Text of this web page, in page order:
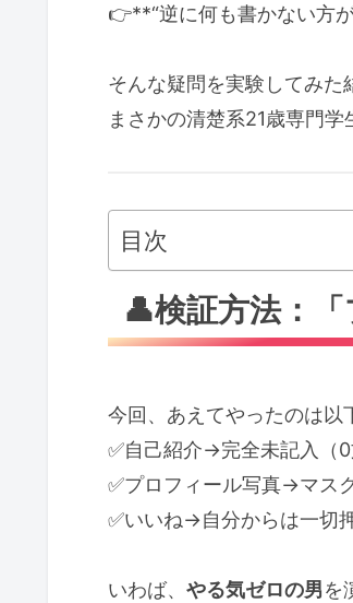
👉**“逆に何も書かない方
そんな疑問を実験してみた
まさかの清楚系21歳専門
目次
👤検証方法：
今回、あえてやったのは以
✅自己紹介→完全未記入（0
✅プロフィール写真→マス
✅いいね→自分からは一切
いわば、 やる気ゼロの男を